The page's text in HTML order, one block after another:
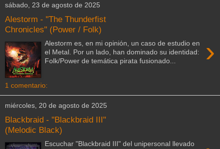
sábado, 23 de agosto de 2025
Alestorm - "The Thunderfist
Chronicles" (Power / Folk)
›
Alestorm es, en mi opinión, un caso de estudio en
el Metal. Por un lado, han dominado su identidad:
Folk/Power de temática pirata fusionado...
1 comentario:
miércoles, 20 de agosto de 2025
Blackbraid - "Blackbraid III"
(Melodic Black)
Escuchar "Blackbraid III" del unipersonal llevado